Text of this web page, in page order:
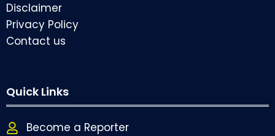
Disclaimer
Privacy Policy
Contact us
Quick Links
Become a Reporter